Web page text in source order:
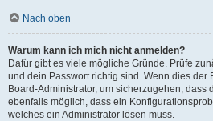
Nach oben
Warum kann ich mich nicht anmelden?
Dafür gibt es viele mögliche Gründe. Prüfe
und dein Passwort richtig sind. Wenn dies der
Board-Administrator, um sicherzugehen, dass
ebenfalls möglich, dass ein
welches ein Administrator lösen muss.